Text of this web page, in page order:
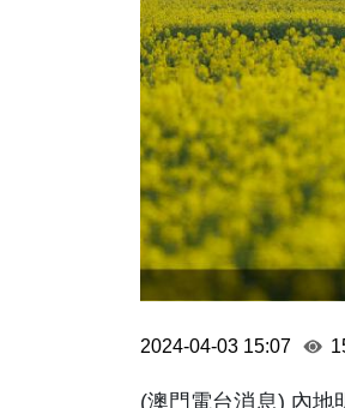
2024-04-03 15:07
(澳門電台消息) 內地